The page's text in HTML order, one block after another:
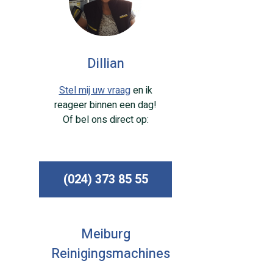
Dillian
Stel mij uw vraagen ik
reageer binnen een dag!
Of bel ons direct op:
(024) 373 85 55
Meiburg
Reinigingsmachines